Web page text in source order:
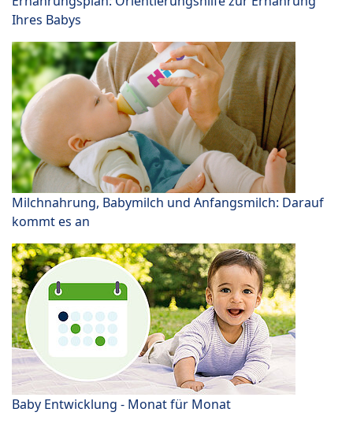
Ihres Babys
Milchnahrung, Babymilch und Anfangsmilch: Darauf
kommt es an
Baby Entwicklung - Monat für Monat